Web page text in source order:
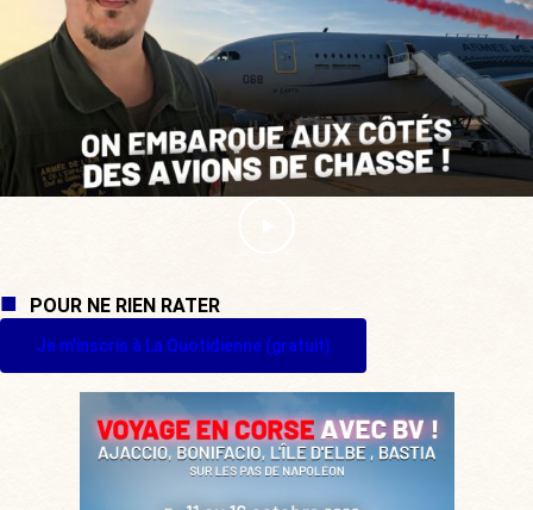
POUR NE RIEN RATER
Je m'inscris à La Quotidienne (gratuit)